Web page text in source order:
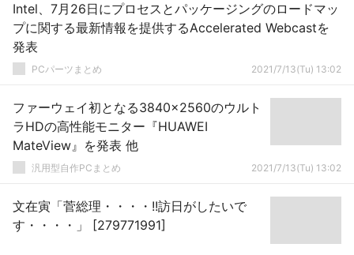
Intel、7月26日にプロセスとパッケージングのロードマッ
プに関する最新情報を提供するAccelerated Webcastを
発表
PCパーツまとめ 2021/7/13(Tu) 13:02
ファーウェイ初となる3840x2560のウルト
ラHDの高性能モニター『HUAWEI
MateView』を発表 他
汎用型自作PCまとめ 2021/7/13(Tu) 13:02
文在寅「菅総理・・・・!!訪日がしたいで
す・・・・」 [279771991]